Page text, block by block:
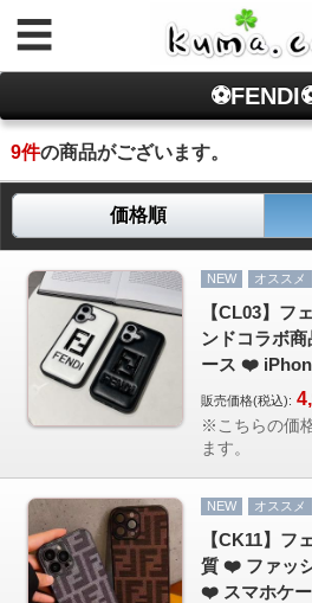
ログイン
新規会員登録
CATEGORY
ホーム
Rakuma iPhone ケース
iPhoneケース
カップル人気
AirPodsケース
☰
9件の商品がございます。
価格順
NEW オススメ
【CL03】
ンドコラボ
ース ❤️
販売価格(税込):
※こちらの価
ます。
NEW オススメ
【CK11】
質 ❤️ ファッ
❤️ スマホケ